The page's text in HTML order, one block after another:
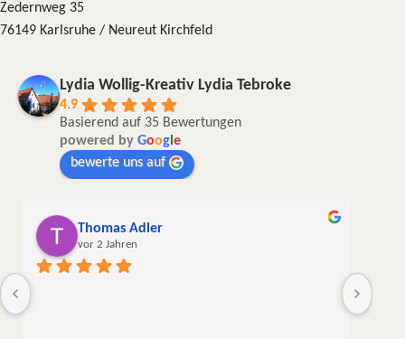
Zedernweg 35
76149 Karlsruhe / Neureut Kirchfeld
Lydia Wollig-Kreativ Lydia Tebroke
4.9
Basierend auf 35 Bewertungen
powered by Goog e
bewerte uns auf
Thomas Adler
vor 2 Jahren